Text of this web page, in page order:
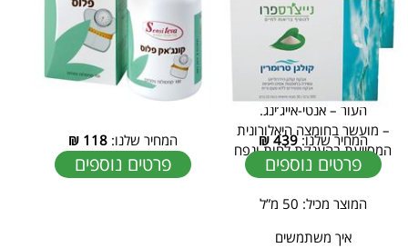
– סופח שומניות ומסייע בכיווץ
נקבוביות.
– מעניק מראה עור מט, גוון עור
אחיד ללא אדמומיות.
– מסייע בעיכוב תהליך הזדקנות
העור – אנטי-אייג’ינג.
– מועשר בחומצה היאלורונית
המסייעת בהענקת לחות ונפח
לעור הפנים.
המוצר מכיל: 50 מ”ל
איך משתמשים
המחיר שלנו:439
₪
פרטים נוספים
המחיר שלנו:118
₪
פרטים נוספים